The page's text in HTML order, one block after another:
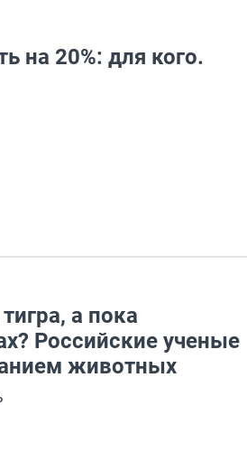
на 20%: для кого.
а пока
Российские ученые
животных